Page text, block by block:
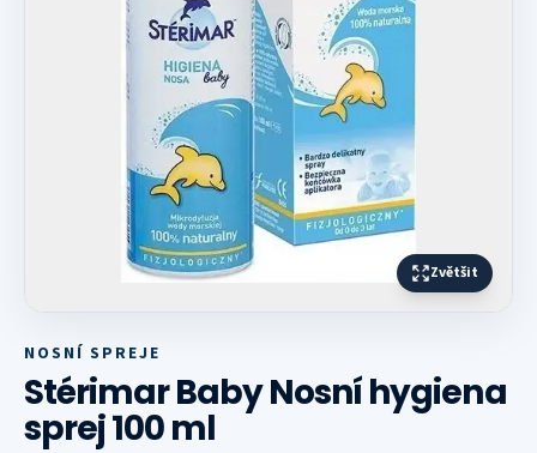
Zvětšit
NOSNÍ SPREJE
Stérimar Baby Nosní hygiena
sprej 100 ml